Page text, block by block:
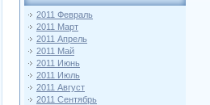
2011 Февраль
2011 Март
2011 Апрель
2011 Май
2011 Июнь
2011 Июль
2011 Август
2011 Сентябрь